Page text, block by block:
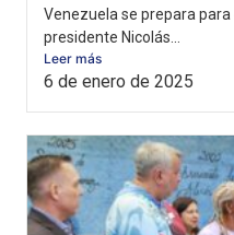
Venezuela se prepara
presidente Nicolás...
Leer más
6 de enero de 2025